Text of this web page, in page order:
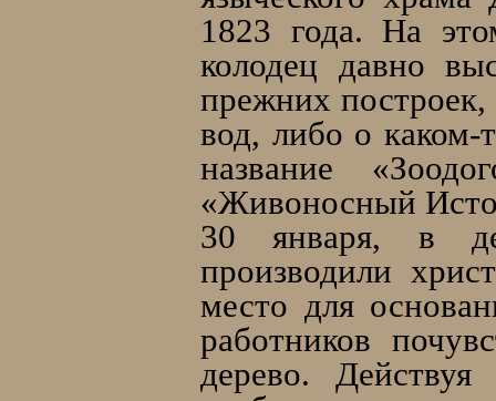
1823 года. На
колодец давно
прежних построек,
вод, либо о каком-
название
«Живоносный
30 января, в
производили
место для
работников
дерево.